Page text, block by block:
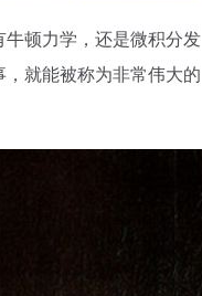
顿力学，还是微积分发
就能被称为非常伟大的